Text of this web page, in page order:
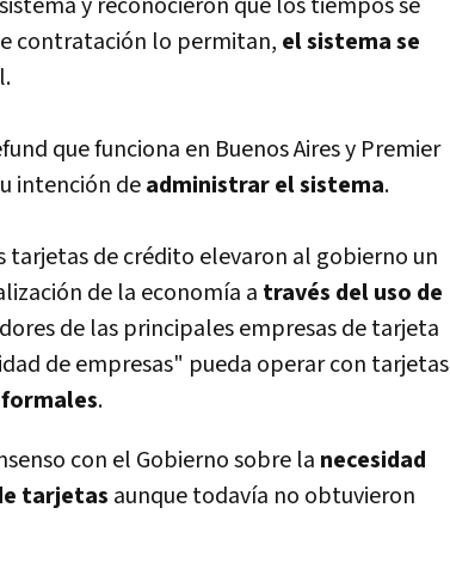
contratación lo permitan, el sistema se
que funciona en Buenos Aires y Premier
intención deadministrar el sistema.
de crédito elevaron al gobierno un
de la economí­a a través del uso de
de las principales empresas de tarjeta
de empresas" pueda operar con tarjetas
.
con el Gobierno sobre la necesidad
tarjetas aunque todaví­a no obtuvieron